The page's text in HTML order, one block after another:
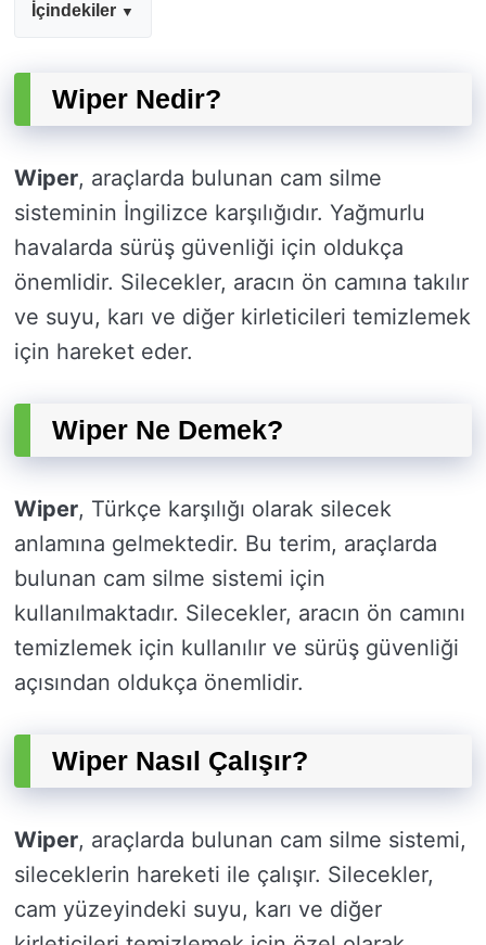
İçindekiler
Wiper Nedir?
Wiper, araçlarda bulunan cam silme
sisteminin İngilizce karşılığıdır. Yağmurlu
havalarda sürüş güvenliği için oldukça
önemlidir. Silecekler, aracın ön camına takılır
ve suyu, karı ve diğer kirleticileri temizlemek
için hareket eder.
Wiper Ne Demek?
Wiper, Türkçe karşılığı olarak silecek
anlamına gelmektedir. Bu terim, araçlarda
bulunan cam silme sistemi için
kullanılmaktadır. Silecekler, aracın ön camını
temizlemek için kullanılır ve sürüş güvenliği
açısından oldukça önemlidir.
Wiper Nasıl Çalışır?
Wiper, araçlarda bulunan cam silme sistemi,
sileceklerin hareketi ile çalışır. Silecekler,
cam yüzeyindeki suyu, karı ve diğer